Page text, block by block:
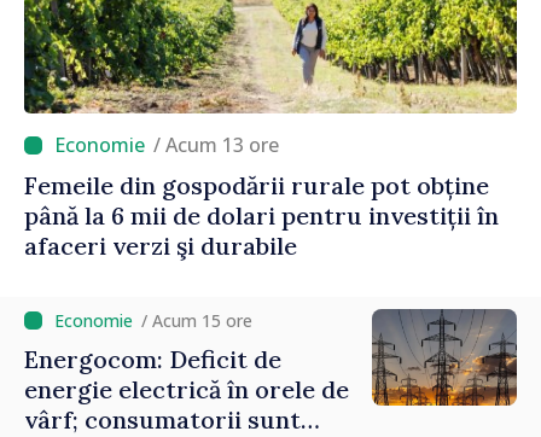
/ Acum 13 ore
Femeile din gospodării rurale pot obține
până la 6 mii de dolari pentru investiții în
afaceri verzi şi durabile
/ Acum 15 ore
Energocom: Deficit de
energie electrică în orele de
vârf; consumatorii sunt